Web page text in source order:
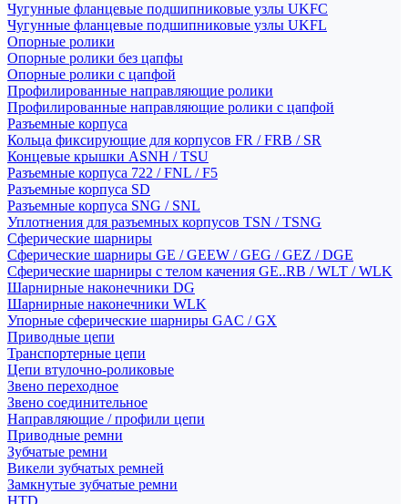
Чугунные фланцевые подшипниковые узлы UKFC
Чугунные фланцевые подшипниковые узлы UKFL
Опорные ролики
Опорные ролики без цапфы
Опорные ролики с цапфой
Профилированные направляющие ролики
Профилированные направляющие ролики с цапфой
Разъемные корпуса
Кольца фиксирующие для корпусов FR / FRB / SR
Концевые крышки ASNH / TSU
Разъемные корпуса 722 / FNL / F5
Разъемные корпуса SD
Разъемные корпуса SNG / SNL
Уплотнения для разъемных корпусов TSN / TSNG
Сферические шарниры
Сферические шарниры GE / GEEW / GEG / GEZ / DGE
Сферические шарниры с телом качения GE..RB / WLT / WLK
Шарнирные наконечники DG
Шарнирные наконечники WLK
Упорные сферические шарниры GAC / GX
Приводные цепи
Транспортерные цепи
Цепи втулочно-роликовые
Звено переходное
Звено соединительное
Направляющие / профили цепи
Приводные ремни
Зубчатые ремни
Викели зубчатых ремней
Замкнутые зубчатые ремни
HTD